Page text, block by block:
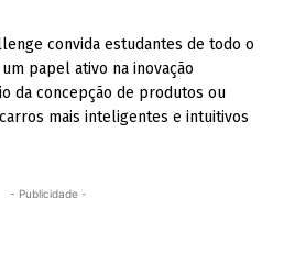
convida estudantes de todo o
papel ativo na inovação
da concepção de produtos ou
mais inteligentes e intuitivos
- Publicidade -